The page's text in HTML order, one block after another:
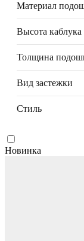
Материал
Высота каблука
Толщина
Вид застежки
Стиль
Новинка